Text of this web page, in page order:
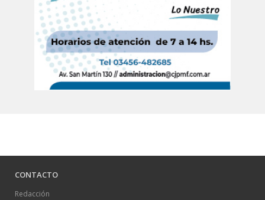
CONTACTO
Redacción